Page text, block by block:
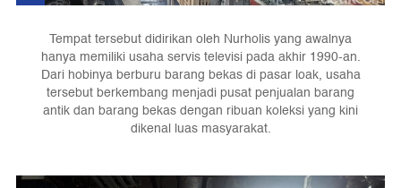
Tempat tersebut didirikan oleh Nurholis yang awalnya
hanya memiliki usaha servis televisi pada akhir 1990-an.
Dari hobinya berburu barang bekas di pasar loak, usaha
tersebut berkembang menjadi pusat penjualan barang
antik dan barang bekas dengan ribuan koleksi yang kini
dikenal luas masyarakat.